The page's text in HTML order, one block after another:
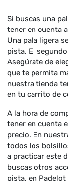
Si buscas una
tener en cuenta
Una pala ligera
pista. El
Asegúrate de
que te permita
nuestra tienda
en tu carrito de
A la hora de
tener en cuenta
precio. En
todos los
a practicar este
buscas otros
pista, en